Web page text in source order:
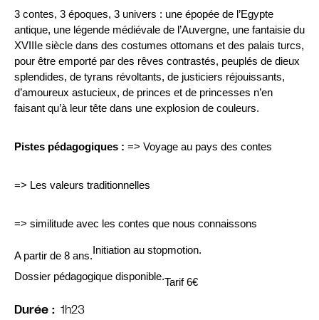
3 contes, 3 époques, 3 univers : une épopée de l’Egypte
antique, une légende médiévale de l’Auvergne, une fantaisie du
XVIIIe siècle dans des costumes ottomans et des palais turcs,
pour être emporté par des rêves contrastés, peuplés de dieux
splendides, de tyrans révoltants, de justiciers réjouissants,
d’amoureux astucieux, de princes et de princesses n’en
faisant qu’à leur tête dans une explosion de couleurs.
Pistes pédagogiques : => Voyage au pays des contes
=> Les valeurs traditionnelles
=> similitude avec les contes que nous connaissons
A partir de 8 ans. Initiation au stopmotion.
Dossier pédagogique disponible.Tarif 6€
Durée
1h23